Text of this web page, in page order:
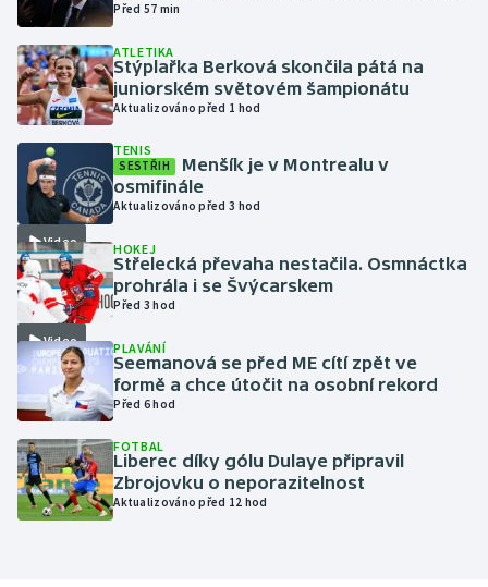
Jezdectví
Judo
Krasobruslení
Lezení
Lyže a snowboard
Moderní pětiboj
Motorsport
Olympijské hry
Parasport
Plavání
Před 57 min
ATLETIKA
Stýplařka Berková skončila pátá na
juniorském světovém šampionátu
Aktualizováno před 1 hod
Video
TENIS
SESTŘIH
Menšík je v Montrealu v
osmifinále
Aktualizováno před 3 hod
Video
HOKEJ
Střelecká převaha nestačila. Osmnáctka
prohrála i se Švýcarskem
Před 3 hod
PLAVÁNÍ
Seemanová se před ME cítí zpět ve
formě a chce útočit na osobní rekord
Před 6 hod
FOTBAL
Liberec díky gólu Dulaye připravil
Zbrojovku o neporazitelnost
Aktualizováno před 12 hod